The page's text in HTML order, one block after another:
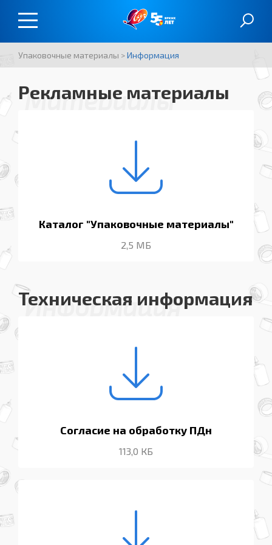
Упаковочные материалы >Информация
Рекламные материалы
Материалы
Каталог "Упаковочные материалы"
2,5 МБ
Техническая информация
Информация
Согласие на обработку ПДн
113,0 КБ